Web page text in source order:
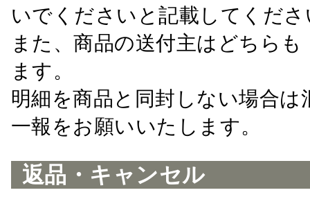
いでくださいと記載してくださ
また、商品の送付主はどちら
ます。
明細を商品と同封しない場合
一報をお願いいたします。
返品・キャンセル